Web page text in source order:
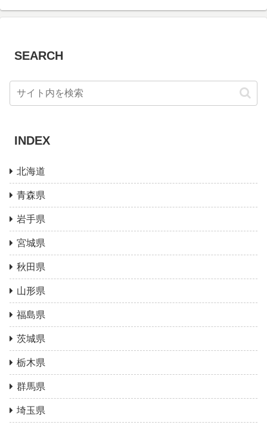
SEARCH
INDEX
北海道
青森県
岩手県
宮城県
秋田県
山形県
福島県
茨城県
栃木県
群馬県
埼玉県